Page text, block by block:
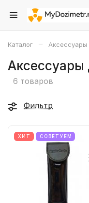
Каталог – Аксессуары
Аксессуары
6 товаров
Фильтр
ХИТ СОВЕТУЕМ